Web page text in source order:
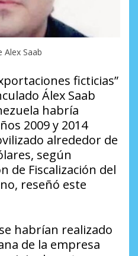
ficticias”
Álex Saab
habría
2009 y 2014
alrededor de
según
de Fiscalización del
reseñó este
habrían realizado
de la empresa